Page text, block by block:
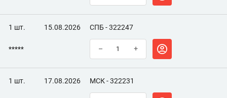
1 шт. 15.08.2026 СПБ - 322247
***** – +
1 шт. 17.08.2026 МСК - 322231